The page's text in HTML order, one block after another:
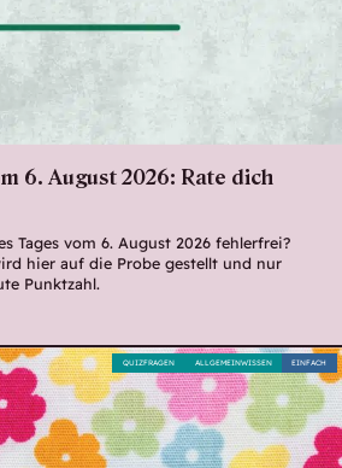
6. August 2026: Rate dich
Tages vom 6. August 2026 fehlerfrei?
hier auf die Probe gestellt und nur
Punktzahl.
EINFACH
ALLGEMEINWISSEN
QUIZFRAGEN